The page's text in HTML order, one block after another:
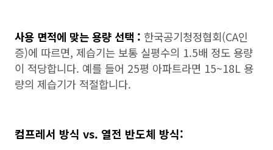
사용 면적에 맞는 용량 선택 : 한국공기청정협회(CA인
증)에 따르면, 제습기는 보통 실평수의 1.5배 정도 용량
이 적당합니다. 예를 들어 25평 아파트라면 15~18L 용
량의 제습기가 적절합니다.
컴프레서 방식 vs. 열전 반도체 방식: